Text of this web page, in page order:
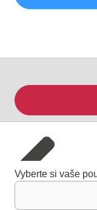
Vyberte si vaše